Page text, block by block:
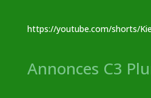
https://youtube.com/shorts/
Annonces C3